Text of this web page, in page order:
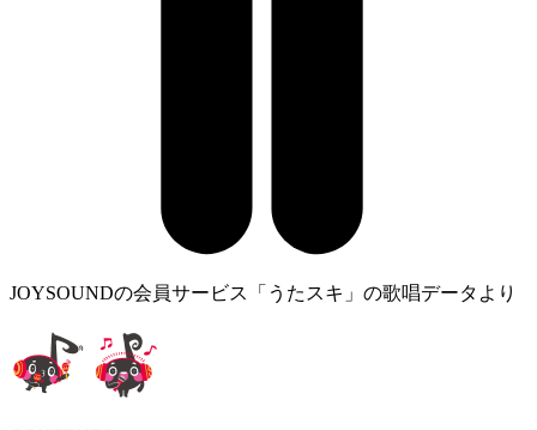
JOYSOUNDの会員サービス「うたスキ」の歌唱データより